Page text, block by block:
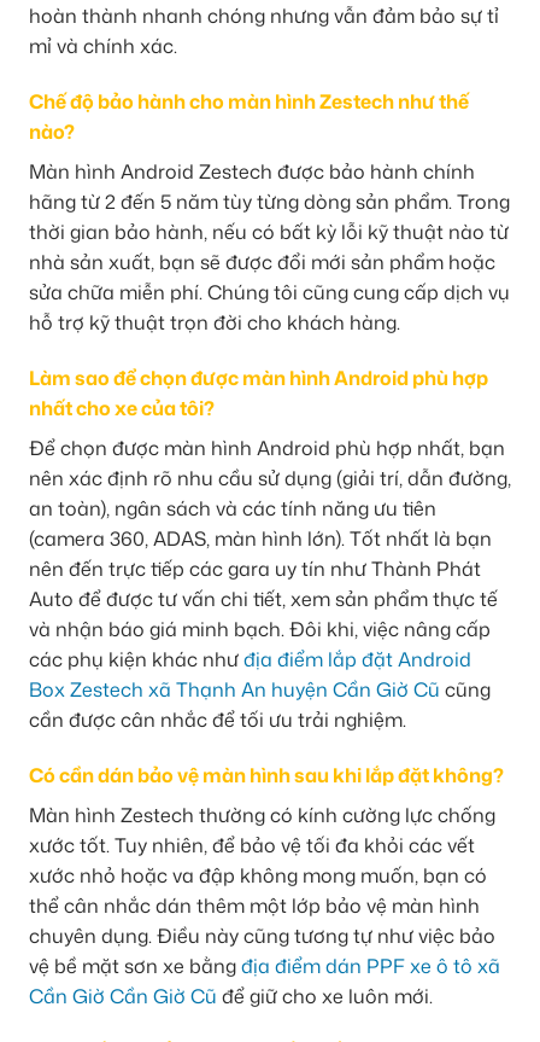
hoàn thành nhanh chóng nhưng vẫn đảm bảo sự tỉ
mỉ và chính xác.
Chế độ bảo hành cho màn hình Zestech như thế
nào?
Màn hình Android Zestech được bảo hành chính
hãng từ 2 đến 5 năm tùy từng dòng sản phẩm. Trong
thời gian bảo hành, nếu có bất kỳ lỗi kỹ thuật nào từ
nhà sản xuất, bạn sẽ được đổi mới sản phẩm hoặc
sửa chữa miễn phí. Chúng tôi cũng cung cấp dịch vụ
hỗ trợ kỹ thuật trọn đời cho khách hàng.
Làm sao để chọn được màn hình Android phù hợp
nhất cho xe của tôi?
Để chọn được màn hình Android phù hợp nhất, bạn
nên xác định rõ nhu cầu sử dụng (giải trí, dẫn đường,
an toàn), ngân sách và các tính năng ưu tiên
(camera 360, ADAS, màn hình lớn). Tốt nhất là bạn
nên đến trực tiếp các gara uy tín như Thành Phát
Auto để được tư vấn chi tiết, xem sản phẩm thực tế
và nhận báo giá minh bạch. Đôi khi, việc nâng cấp
các phụ kiện khác nhưđịa điểm lắp đặt Android
Box Zestech xã Thạnh An huyện Cần Giờ Cũ cũng
cần được cân nhắc để tối ưu trải nghiệm.
Có cần dán bảo vệ màn hình sau khi lắp đặt không?
Màn hình Zestech thường có kính cường lực chống
xước tốt. Tuy nhiên, để bảo vệ tối đa khỏi các vết
xước nhỏ hoặc va đập không mong muốn, bạn có
thể cân nhắc dán thêm một lớp bảo vệ màn hình
chuyên dụng. Điều này cũng tương tự như việc bảo
vệ bề mặt sơn xe bằngđịa điểm dán PPF xe ô tô xã
Cần Giờ Cần Giờ Cũ để giữ cho xe luôn mới.